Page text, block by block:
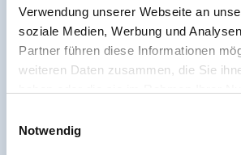
Verwendung unserer Webseite an
soziale Medien, Werbung und
Partner führen diese Informationen
weiteren Daten zusammen, die Sie
Cookies, wenn Sie unsere Webseite
Notwendig